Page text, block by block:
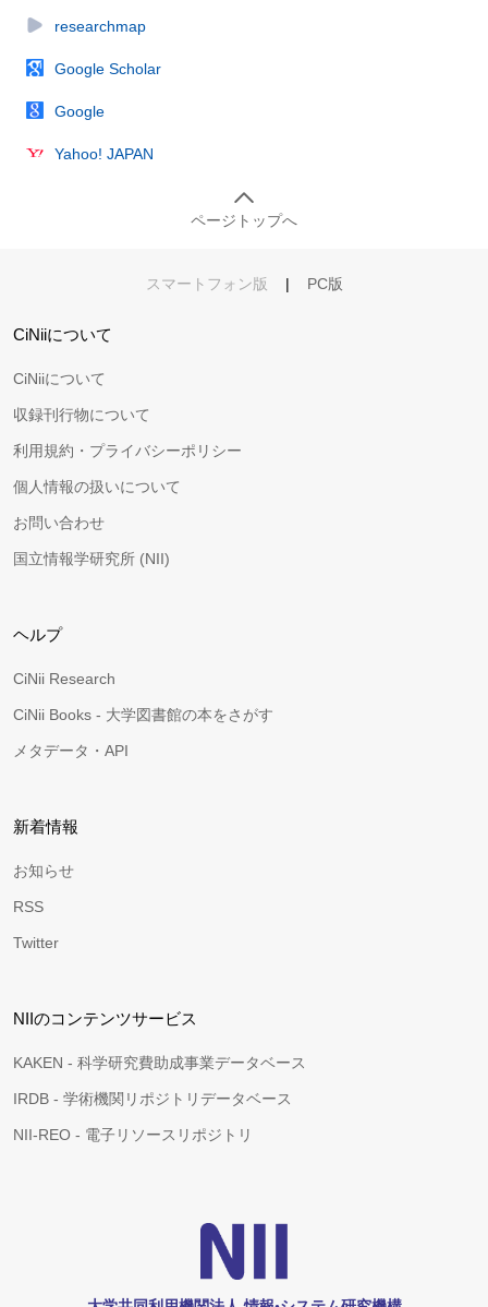
researchmap
Google Scholar
Google
Yahoo! JAPAN
ページトップへ
スマートフォン版 | PC版
CiNiiについて
CiNiiについて
収録刊行物について
利用規約・プライバシーポリシー
個人情報の扱いについて
お問い合わせ
国立情報学研究所 (NII)
ヘルプ
CiNii Research
CiNii Books - 大学図書館の本をさがす
メタデータ・API
新着情報
お知らせ
RSS
Twitter
NIIのコンテンツサービス
KAKEN - 科学研究費助成事業データベース
IRDB - 学術機関リポジトリデータベース
NII-REO - 電子リソースリポジトリ